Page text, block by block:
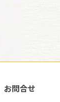
お問合せ